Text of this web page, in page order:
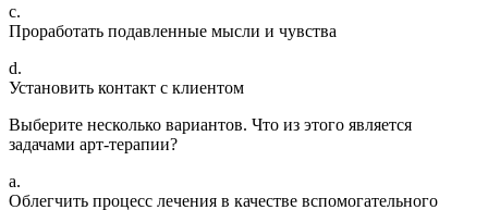
c.
Проработать подавленные мысли и чувства
d.
Установить контакт с клиентом
Выберите несколько вариантов. Что из этого является
задачами арт-терапии?
a.
Облегчить процесс лечения в качестве вспомогательного